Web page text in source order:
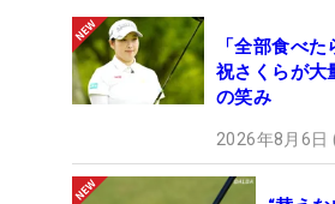
「全部食べ
祝さくらが大
の笑み
2026年8月6日